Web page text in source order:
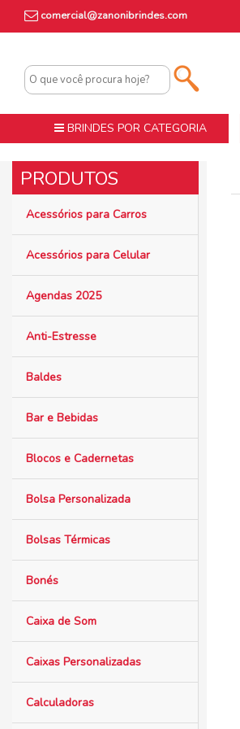
comercial@zanonibrindes.com
BRINDES POR CATEGORIA
Acessórios para Carros
Acessórios para Celular
Agendas 2025
Anti-Estresse
Baldes
Bar e Bebidas
Blocos e Cadernetas
Bolsa Personalizada
Bolsas Térmicas
Bonés
Caixa de Som
Caixas Personalizadas
Calculadoras